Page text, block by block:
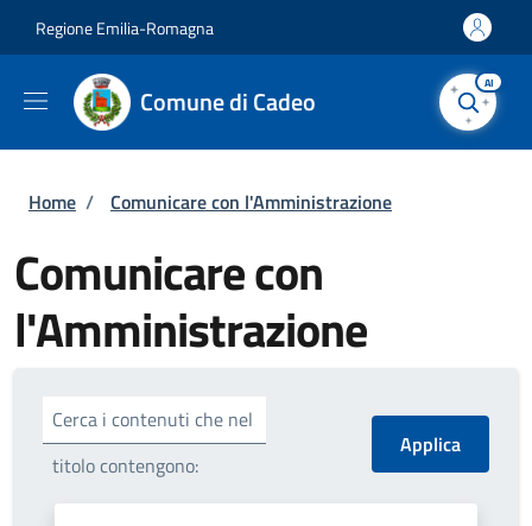
Regione Emilia-Romagna
Comune di Cadeo
AI
Briciole di pane
Home / Comunicare con l'Amministrazione
Comunicare con
l'Amministrazione
Cerca i contenuti che nel
titolo contengono: